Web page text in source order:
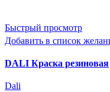
Быстрый просмотр
Добавить в список
DALI Краска резиновая
Dali